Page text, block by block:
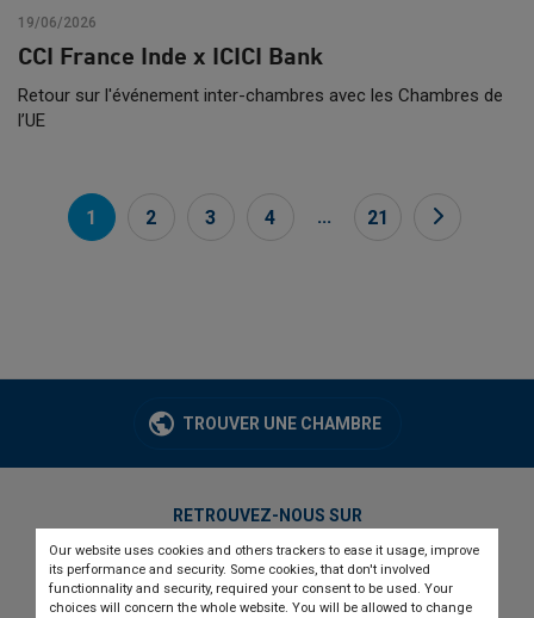
Our website uses cookies and others trackers to ease it usage, improve
its performance and security. Some cookies, that don't involved
functionnality and security, required your consent to be used. Your
choices will concern the whole website. You will be allowed to change
19/06/2026
CCI France Inde x ICICI Bank
Retour sur l'événement inter-chambres avec les Chambres de
l’UE
1 2 3 4 ... 21
TROUVER UNE CHAMBRE
RETROUVEZ-NOUS SUR
twitterlinkedinyoutube